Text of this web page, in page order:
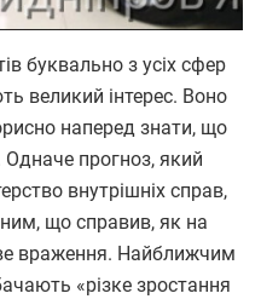
буквально з усіх сфер
великий інтерес. Воно
наперед знати, що
прогноз, який
внутрішніх справ,
що справив, як на
враження. Найближчим
«різке зростання